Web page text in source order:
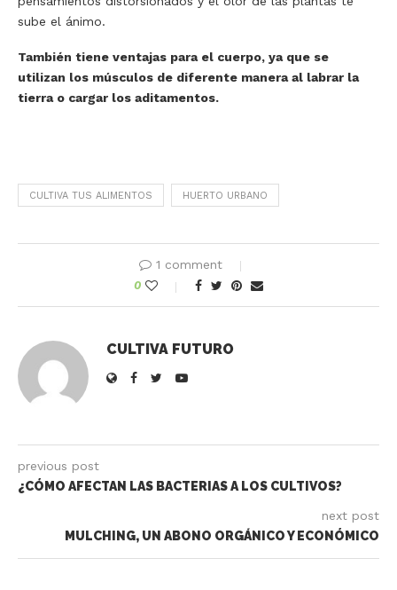
sube el ánimo.
También tiene ventajas para el cuerpo, ya que se
utilizan los músculos de diferente manera al labrar la
tierra o cargar los aditamentos.
CULTIVA TUS ALIMENTOS HUERTO URBANO
1 comment
0
CULTIVA FUTURO
previous post
¿CÓMO AFECTAN LAS BACTERIAS A LOS CULTIVOS?
next post
MULCHING, UN ABONO ORGÁNICO Y ECONÓMICO